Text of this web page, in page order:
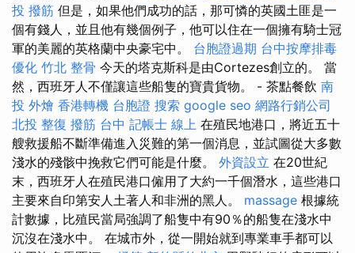
投 撥筋 但是，如果他們成功的話，那可憐的英國土匪是一
個有錢人，並且他有幾個例子，他可以住在一個擁有騎士冠
軍的美麗的英格蘭中央豪宅中。 台胞證過期 台中按摩排毒
優化 竹北 整骨 今天的塔克斯科是由Cortezes創立的。 當
然，西班牙人不僅讓這些船隻的寶貴貨物。 - 茶點餐飲 南
投 外燴 香港轉機 台胞證 搜索 google seo 網路行銷公司
北投 整復 撥筋 台中 記帳士 線上 在殖民地港口，將近五十
艘救援船不斷準備進入災難的第一個消息，並試圖從大多數
淺水的殘骸中挽救它們可能是什麼。 外資設立 在20世紀
末，西班牙人在殖民港口僱用了大約一千個潛水，這些港口
主要來自印第安人土著人和非洲的黑人。 massage 根據統
計數據，比殖民當局強調了船隻中有90％的船隻在淺水中
沉沒在淺水中。 在城市外，從一開始就到專業車手都可以